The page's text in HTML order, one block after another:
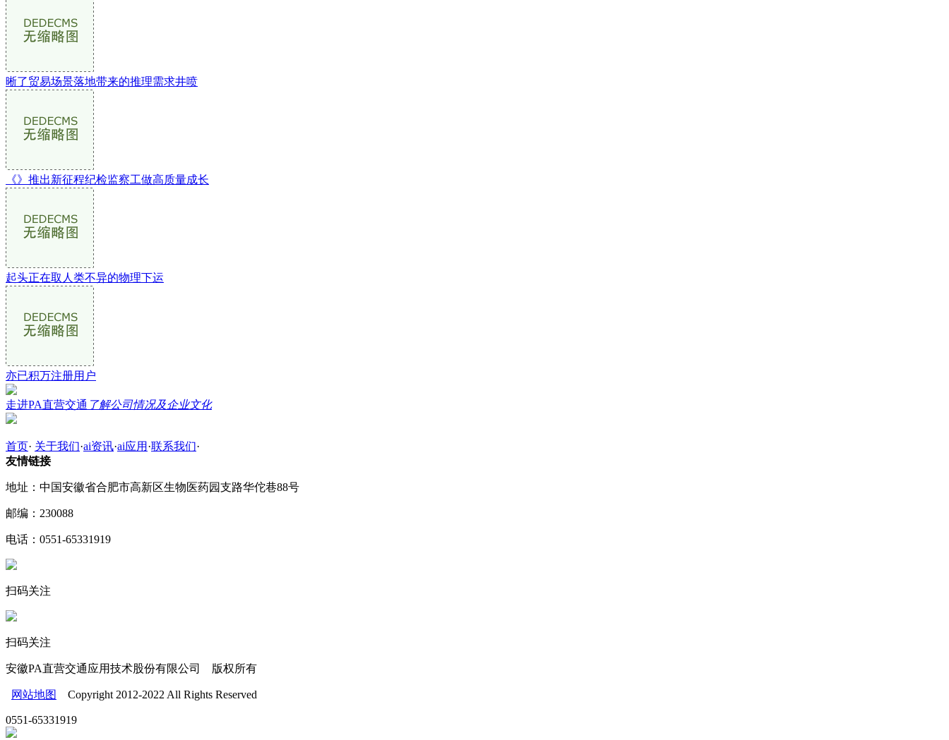
晰了贸易场景落地带来的推理需求井喷
《》推出新征程纪检监察工做高质量成长
起头正在取人类不异的物理下运
亦已积万注册用户
走进PA直营交通 了解公司情况及企业文化
首页· 关于我们·ai资讯·ai应用 ·联系我们·
友情链接
地址：中国安徽省合肥市高新区生物医药园支路华佗巷88号
邮编：230088
电话：0551-65331919
扫码关注
扫码关注
安徽PA直营交通应用技术股份有限公司 版权所有
网站地图 Copyright 2012-2022 All Rights Reserved
0551-65331919